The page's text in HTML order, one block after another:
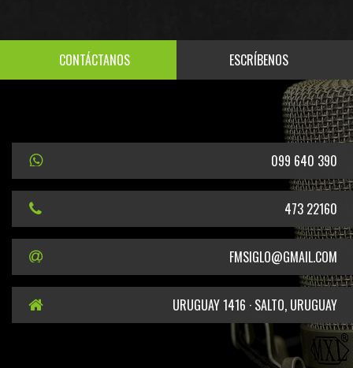
CONTÁCTANOS ESCRÍBENOS
099 640 390
473 22160
FMSIGLO@GMAIL.COM
URUGUAY 1416 · SALTO, URUGUAY